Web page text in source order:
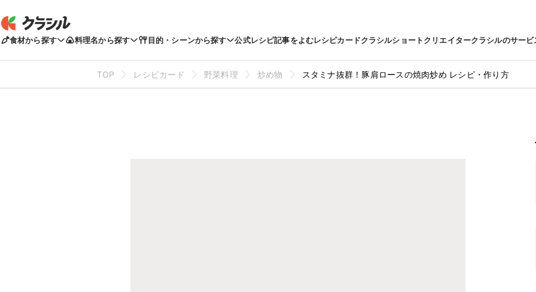
食材から探す 料理名から探す 目的・シーンから探す 公式レシピ記事をよむレシピカードクラシルショートクリエイタークラシルのサービ
TOP レシピカード 野菜料理 炒め物 スタミナ抜群！豚肩ロースの焼肉炒め レシピ・作り方